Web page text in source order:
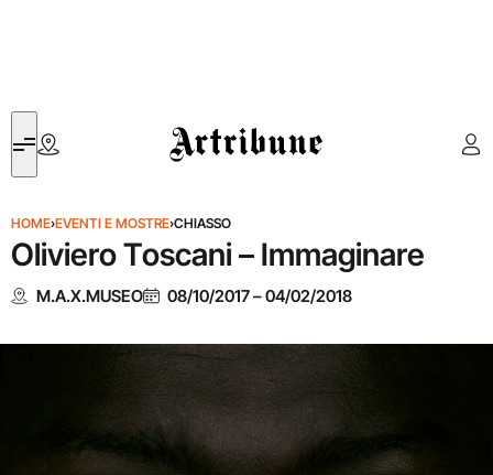
Artribune
HOME›EVENTI E MOSTRE›CHIASSO
Oliviero Toscani – Immaginare
M.A.X.MUSEO 08/10/2017–04/02/2018